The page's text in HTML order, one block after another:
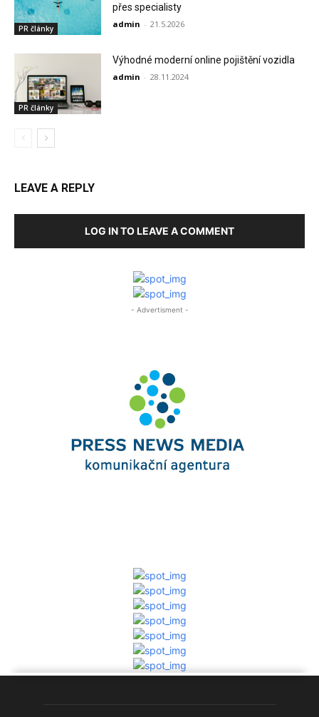
PR články
přes specialisty
admin - 21.5.2026
PR články
Výhodné moderní online pojištění vozidla
admin - 28.11.2024
LEAVE A REPLY
LOG IN TO LEAVE A COMMENT
- Advertisment -